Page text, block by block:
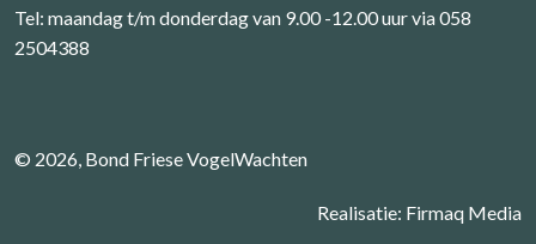
Tel: maandag t/m donderdag van 9.00 -12.00 uur via 058
2504388
© 2026, Bond Friese VogelWachten
Realisatie: Firmaq Media